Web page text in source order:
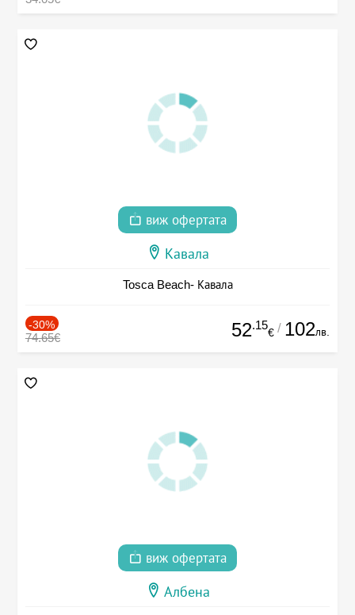
виж офертата
Кавала
Tosca Beach- Кавала
-30%
74.65€ 52.15
€ / 102лв.
виж офертата
Албена